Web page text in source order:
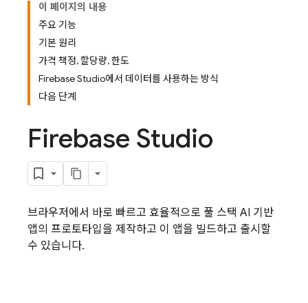
이 페이지의 내용
주요 기능
기본 원리
가격 책정, 할당량, 한도
Firebase Studio에서 데이터를 사용하는 방식
다음 단계
Firebase Studio
브라우저에서 바로 빠르고 효율적으로 풀 스택 AI 기반
앱의 프로토타입을 제작하고 이 앱을 빌드하고 출시할
수 있습니다.